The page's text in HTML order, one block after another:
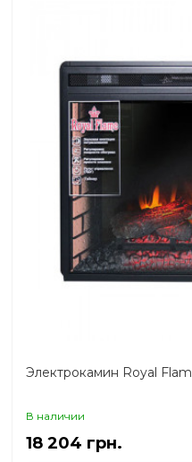
Электрокамин Royal
В наличии
18 204 грн.